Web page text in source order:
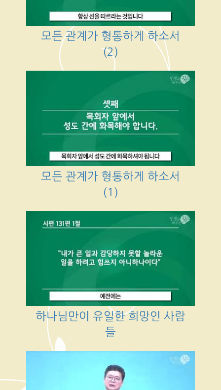
모든 관계가 형통하게 하소서
(2)
모든 관계가 형통하게 하소서
(1)
하나님만이 유일한 희망인 사람
들